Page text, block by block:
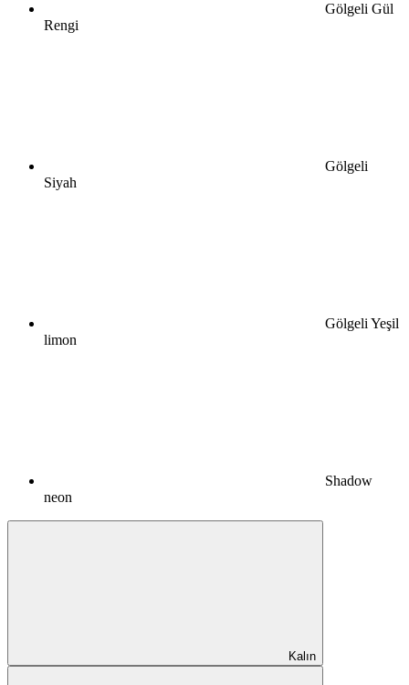
Gölgeli Gül
Rengi
Gölgeli
Siyah
Gölgeli Yeşil
limon
Shadow
neon
Kalın